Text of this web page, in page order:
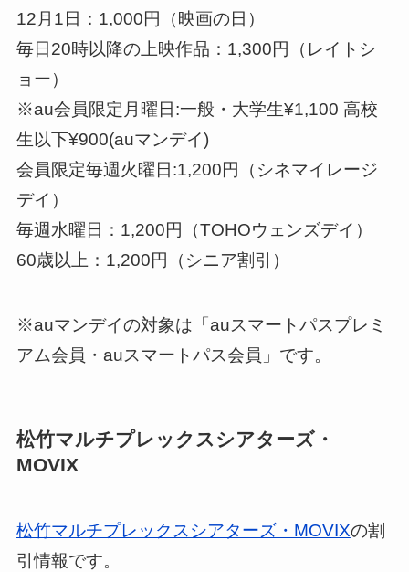
12月1日：1,000円（映画の日）
毎日20時以降の上映作品：1,300円（レイトシ
ョー）
※au会員限定月曜日:一般・大学生¥1,100 高校
生以下¥900(auマンデイ)
会員限定毎週火曜日:1,200円（シネマイレージ
デイ）
毎週水曜日：1,200円（TOHOウェンズデイ）
60歳以上：1,200円（シニア割引）
※auマンデイの対象は「auスマートパスプレミ
アム会員・auスマートパス会員」です。
松竹マルチプレックスシアターズ・
MOVIX
松竹マルチプレックスシアターズ・MOVIXの割
引情報です。